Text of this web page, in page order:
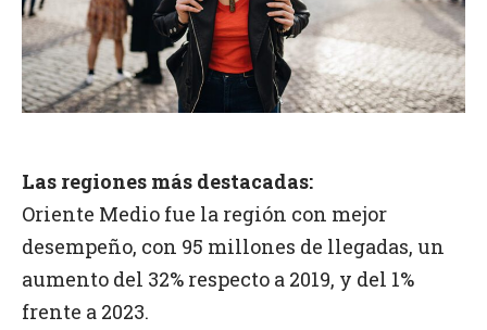
Las regiones más destacadas:
Oriente Medio fue la región con mejor
desempeño, con 95 millones de llegadas, un
aumento del 32% respecto a 2019, y del 1%
frente a 2023.